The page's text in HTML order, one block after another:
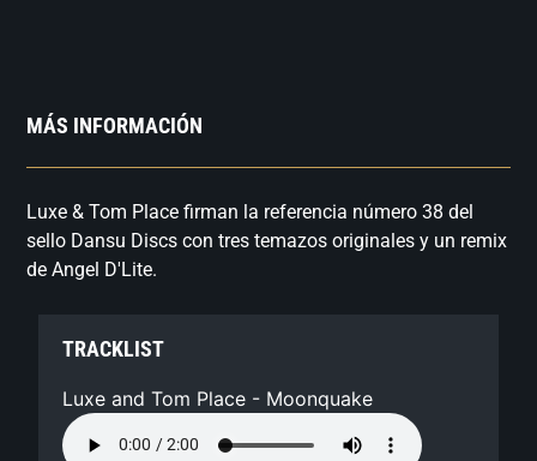
MÁS INFORMACIÓN
Luxe & Tom Place firman la referencia número 38 del
sello Dansu Discs con tres temazos originales y un remix
de Angel D'Lite.
TRACKLIST
Luxe and Tom Place - Moonquake